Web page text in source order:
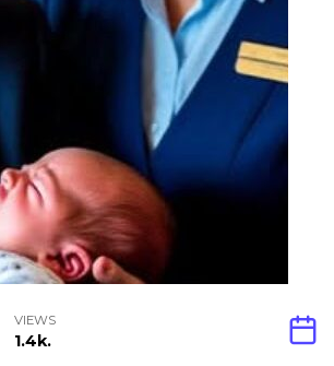
VIEWS
1.4k.